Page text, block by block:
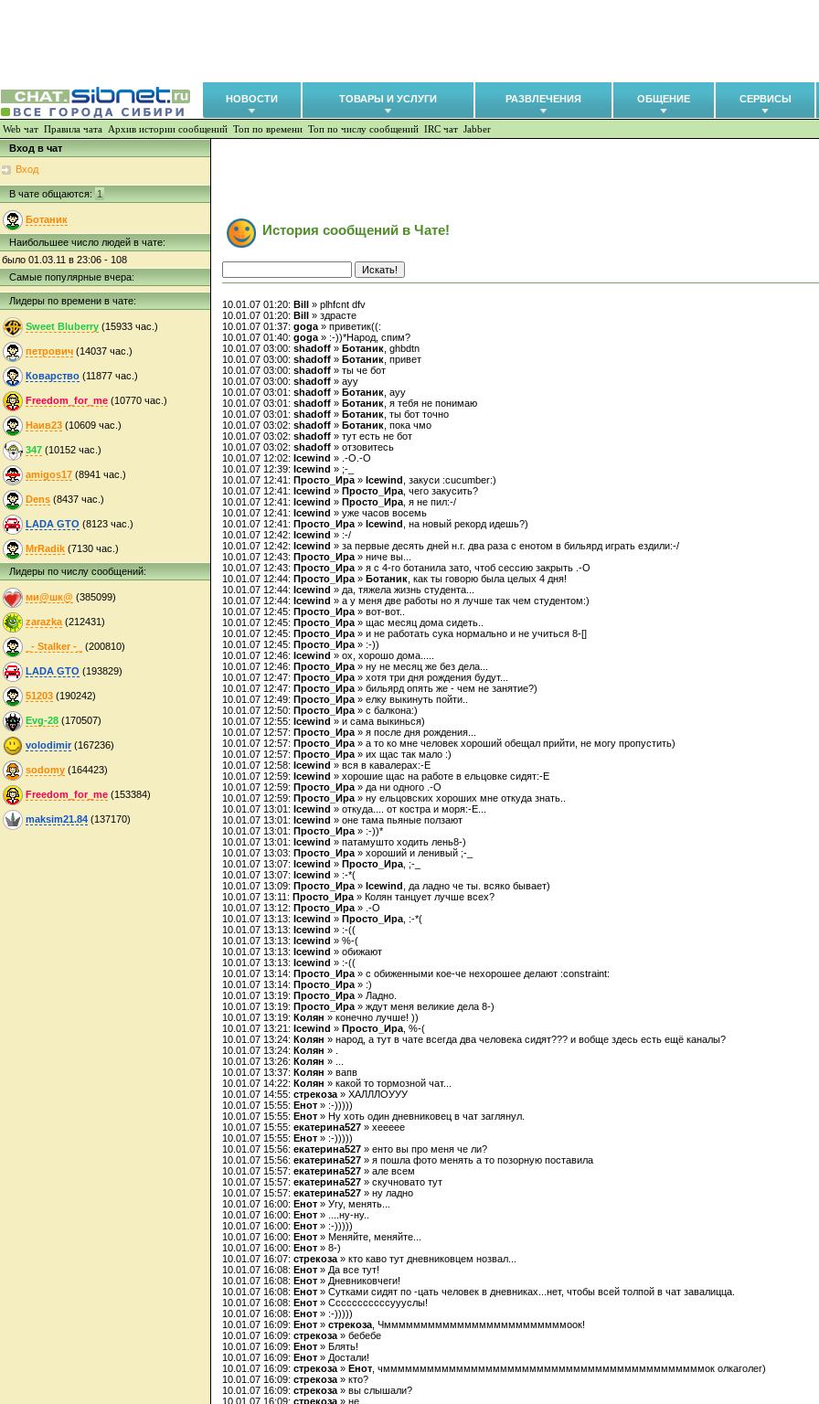
НОВОСТИ ТОВАРЫ И УСЛУГИ РАЗВЛЕЧЕНИЯ ОБЩЕНИЕ СЕРВИСЫ
Web чат Правила чата Архив истории сообщений Топ по времени Топ по числу сообщений IRC чат Jabber
Вход в чат
Вход
В чате общаются: 1
Ботаник
Наибольшее число людей в чате:
было 01.03.11 в 23:06 - 108
Самые популярные вчера:
Лидеры по времени в чате:
Sweet Bluberry (15933 час.)
петрович (14037 час.)
Коварство (11877 час.)
Freedom_for_me (10770 час.)
Наив23 (10609 час.)
347 (10152 час.)
amigos17 (8941 час.)
Dens (8437 час.)
LADA GTO (8123 час.)
MrRadik (7130 час.)
Лидеры по числу сообщений:
ми@шк@ (385099)
zarazka (212431)
_- Stalker -_ (200810)
LADA GTO (193829)
51203 (190242)
Evg-28 (170507)
volodimir(167236)
sodomy (164423)
Freedom_for_me (153384)
maksim21.84 (137170)
История сообщений в Чате!
10.01.07 01:20: Bill
» plhfcnt dfv
10.01.07 01:20: Bill
» здрасте
10.01.07 01:37: goga » приветик((:
10.01.07 01:40: goga » :-))*Народ, спим?
10.01.07 03:00: shadoff » Ботаник , ghbdtn
10.01.07 03:00: shadoff » Ботаник , привет
10.01.07 03:00: shadoff » ты че бот
10.01.07 03:00: shadoff » ауу
10.01.07 03:01: shadoff » Ботаник , ауу
10.01.07 03:01: shadoff » Ботаник , я тебя не понимаю
10.01.07 03:01: shadoff » Ботаник , ты бот точно
10.01.07 03:02: shadoff » Ботаник , пока чмо
10.01.07 03:02: shadoff » тут есть не бот
10.01.07 03:02: shadoff » отзовитесь
10.01.07 12:02: Icewind » .-O.-O
10.01.07 12:39: Icewind » ;-_
10.01.07 12:41: Просто_Ира » Icewind
, закуси :cucumber:)
10.01.07 12:41: Icewind » Просто_Ира , чего закусить?
10.01.07 12:41: Icewind » Просто_Ира , я не пил:-/
10.01.07 12:41: Icewind » уже часов восемь
10.01.07 12:41: Просто_Ира » Icewind
, на новый рекорд идешь?)
10.01.07 12:42: Icewind » :-/
10.01.07 12:42: Icewind » за первые десять дней н.г. два раза с енотом в бильярд играть ездили:-/
10.01.07 12:43: Просто_Ира » ниче вы...
10.01.07 12:43: Просто_Ира » я с 4-го ботанила зато, чтоб сессию закрыть .-O
10.01.07 12:44: Просто_Ира » Ботаник , как ты говорю была целых 4 дня!
10.01.07 12:44: Icewind » да, тяжела жизнь студента...
10.01.07 12:44: Icewind » а у меня две работы но я лучше так чем студентом:)
10.01.07 12:45: Просто_Ира » вот-вот..
10.01.07 12:45: Просто_Ира » щас месяц дома сидеть..
10.01.07 12:45: Просто_Ира » и не работать сука нормально и не учиться 8-[]
10.01.07 12:45: Просто_Ира » :-))
10.01.07 12:46: Icewind » ох, хорошо дома.....
10.01.07 12:46: Просто_Ира » ну не месяц же без дела...
10.01.07 12:47: Просто_Ира » хотя три дня рождения будут...
10.01.07 12:47: Просто_Ира » бильярд опять же - чем не занятие?)
10.01.07 12:49: Просто_Ира » елку выкинуть пойти..
10.01.07 12:50: Просто_Ира » с балкона:)
10.01.07 12:55: Icewind » и сама выкинься)
10.01.07 12:57: Просто_Ира » я после дня рождения...
10.01.07 12:57: Просто_Ира » а то ко мне человек хороший обещал прийти, не могу пропустить)
10.01.07 12:57: Просто_Ира » их щас так мало :)
10.01.07 12:58: Icewind » вся в кавалерах:-E
10.01.07 12:59: Icewind » хорошие щас на работе в ельцовке сидят:-E
10.01.07 12:59: Просто_Ира » да ни одного .-O
10.01.07 12:59: Просто_Ира » ну ельцовских хороших мне откуда знать..
10.01.07 13:01: Icewind » откуда.... от костра и моря:-E...
10.01.07 13:01: Icewind » оне тама пьяные ползают
10.01.07 13:01: Просто_Ира » :-))*
10.01.07 13:01: Icewind » патамушто ходить лень8-)
10.01.07 13:03: Просто_Ира » хороший и ленивый ;-_
10.01.07 13:07: Icewind » Просто_Ира , ;-_
10.01.07 13:07: Icewind » :-*(
10.01.07 13:09: Просто_Ира » Icewind
, да ладно че ты. всяко бывает)
10.01.07 13:11: Просто_Ира » Колян танцует лучше всех?
10.01.07 13:12: Просто_Ира » .-O
10.01.07 13:13: Icewind » Просто_Ира , :-*(
10.01.07 13:13: Icewind » :-((
10.01.07 13:13: Icewind » %-(
10.01.07 13:13: Icewind » обижают
10.01.07 13:13: Icewind » :-((
10.01.07 13:14: Просто_Ира » с обиженными кое-че нехорошее делают :constraint:
10.01.07 13:14: Просто_Ира » :)
10.01.07 13:19: Просто_Ира » Ладно.
10.01.07 13:19: Просто_Ира » ждут меня великие дела 8-)
10.01.07 13:19: Колян » конечно лучше! ))
10.01.07 13:21: Icewind » Просто_Ира , %-(
10.01.07 13:24: Колян » народ, а тут в чате всегда два человека сидят??? и вобще здесь есть ещё каналы?
10.01.07 13:24: Колян » .
10.01.07 13:26: Колян » ...
10.01.07 13:37: Колян » вапв
10.01.07 14:22: Колян » какой то тормозной чат...
10.01.07 14:55: стрекоза » ХАЛЛЛОУУУ
10.01.07 15:55: Енот » :-)))))
10.01.07 15:55: Енот » Ну хоть один дневниковец в чат заглянул.
10.01.07 15:55: екатерина527 » хеееее
10.01.07 15:55: Енот » :-)))))
10.01.07 15:56: екатерина527 » енто вы про меня че ли?
10.01.07 15:56: екатерина527 » я пошла фото менять а то позорную поставила
10.01.07 15:57: екатерина527 » але всем
10.01.07 15:57: екатерина527 » скучновато тут
10.01.07 15:57: екатерина527 » ну ладно
10.01.07 16:00: Енот » Угу, менять...
10.01.07 16:00: Енот » ....ну-ну..
10.01.07 16:00: Енот » :-)))))
10.01.07 16:00: Енот » Меняйте, меняйте...
10.01.07 16:00: Енот » 8-)
10.01.07 16:07: стрекоза » кто каво тут дневниковцем нозвал...
10.01.07 16:08: Енот » Да все тут!
10.01.07 16:08: Енот » Дневниковчеги!
10.01.07 16:08: Енот » Сутками сидят по -цать человек в дневниках...нет, чтобы всей толпой в чат завалицца.
10.01.07 16:08: Енот » Сссссссссссуууслы!
10.01.07 16:08: Енот » :-)))))
10.01.07 16:09: Енот » стрекоза , Чмммммммммммммммммммммммммоок!
10.01.07 16:09: стрекоза » бебебе
10.01.07 16:09: Енот » Блять!
10.01.07 16:09: Енот » Достали!
10.01.07 16:09: стрекоза » Енот , чммммммммммммммммммммммммммммммммммммммммммммок олкаголег)
10.01.07 16:09: стрекоза » кто?
10.01.07 16:09: стрекоза » вы слышали?
10.01.07 16:09: стрекоза » не...